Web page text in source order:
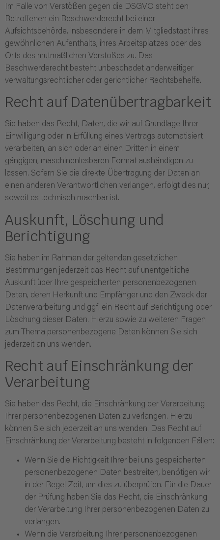
Im Falle von Verstößen gegen die DSGVO steht den
Betroffenen ein Beschwerderecht bei einer
Aufsichtsbehörde, insbesondere in dem Mitgliedstaat ihres
gewöhnlichen Aufenthalts, ihres Arbeitsplatzes oder des
Orts des mutmaßlichen Verstoßes zu. Das
Beschwerderecht besteht unbeschadet anderweitiger
verwaltungsrechtlicher oder gerichtlicher Rechtsbehelfe.
Recht auf Daten­übertrag­barkeit
Sie haben das Recht, Daten, die wir auf Grundlage Ihrer
Einwilligung oder in Erfüllung eines Vertrags automatisiert
verarbeiten, an sich oder an einen Dritten in einem
gängigen, maschinenlesbaren Format aushändigen zu
lassen. Sofern Sie die direkte Übertragung der Daten an
einen anderen Verantwortlichen verlangen, erfolgt dies nur,
soweit es technisch machbar ist.
Auskunft, Löschung und
Berichtigung
Sie haben im Rahmen der geltenden gesetzlichen
Bestimmungen jederzeit das Recht auf unentgeltliche
Auskunft über Ihre gespeicherten personenbezogenen
Daten, deren Herkunft und Empfänger und den Zweck der
Datenverarbeitung und ggf. ein Recht auf Berichtigung oder
Löschung dieser Daten. Hierzu sowie zu weiteren Fragen
zum Thema personenbezogene Daten können Sie sich
jederzeit an uns wenden.
Recht auf Einschränkung der
Verarbeitung
Sie haben das Recht, die Einschränkung der Verarbeitung
Ihrer personenbezogenen Daten zu verlangen. Hierzu
können Sie sich jederzeit an uns wenden. Das Recht auf
Einschränkung der Verarbeitung besteht in folgenden Fällen:
Wenn Sie die Richtigkeit Ihrer bei uns gespeicherten
personenbezogenen Daten bestreiten, benötigen wir
in der Regel Zeit, um dies zu überprüfen. Für die Dauer
der Prüfung haben Sie das Recht, die Einschränkung
der Verarbeitung Ihrer personenbezogenen Daten zu
verlangen.
Wenn die Verarbeitung Ihrer personenbezogenen